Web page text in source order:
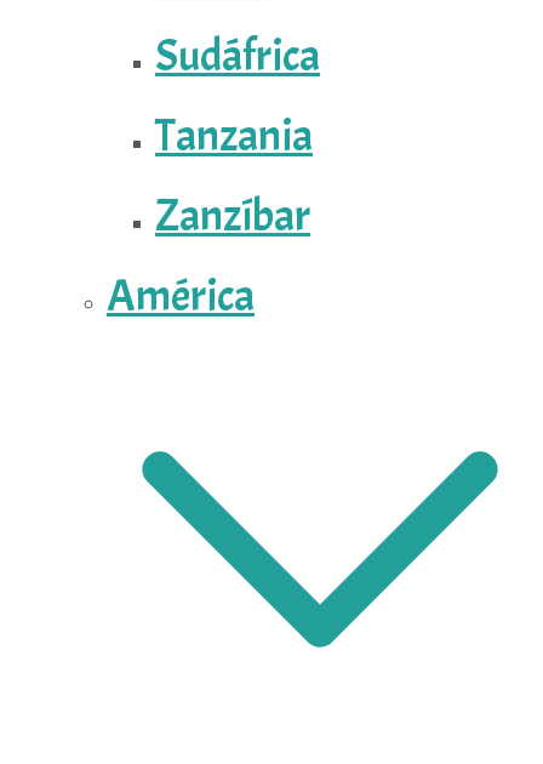
Sudáfrica
Tanzania
Zanzíbar
América